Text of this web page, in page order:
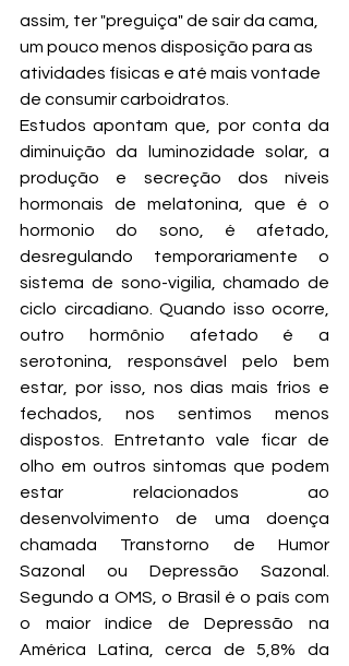
assim, ter "preguiça" de sair da cama,
um pouco menos disposição para as
atividades físicas e até mais vontade
de consumir carboidratos.
Estudos apontam que, por conta da
diminuição da luminozidade solar, a
produção e secreção dos níveis
hormonais de melatonina, que é o
hormonio do sono, é afetado,
desregulando temporariamente o
sistema de sono-vigilia, chamado de
ciclo circadiano. Quando isso ocorre,
outro hormônio afetado é a
serotonina, responsável pelo bem
estar, por isso, nos dias mais frios e
fechados, nos sentimos menos
dispostos. Entretanto vale ficar de
olho em outros sintomas que podem
estar relacionados ao
desenvolvimento de uma doença
chamada Transtorno de Humor
Sazonal ou Depressão Sazonal.
Segundo a OMS, o Brasil é o país com
o maior índice de Depressão na
América Latina, cerca de 5,8% da